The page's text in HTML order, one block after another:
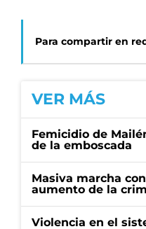
Para compartir en
VER MÁS
Femicidio de
de la emboscada
Masiva marcha
aumento de la
Violencia en el